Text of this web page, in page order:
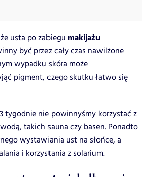
usta po zabiegu makijażu
być przez cały czas nawilżone
wypadku skóra może
pigment, czego skutku łatwo się
tygodnie nie powinnyśmy korzystać z
takich saunaczy basen. Ponadto
wystawiania ust na słońce, a
i korzystania z solarium.